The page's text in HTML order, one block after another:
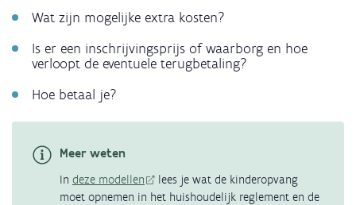
Wat zijn mogelijke extra kosten?
Is er een inschrijvingsprijs of waarborg en hoe
verloopt de eventuele terugbetaling?
Hoe betaal je?
Meer weten
In deze modellen
lees je wat de kinderopvang
moet opnemen in het huishoudelijk reglement en de